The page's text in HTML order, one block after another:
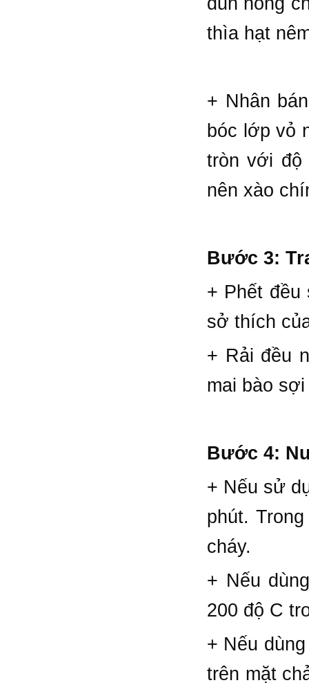
thìa hạt
+ Nhân
bóc lớp vỏ
tròn với độ
nên xào
Bước 3:
+ Phết đều
sở thích
+ Rải đều
mai bào
Bước 4:
+ Nếu sử
phút.
cháy.
+ Nếu
200 độ C
+ Nếu
trên mặt